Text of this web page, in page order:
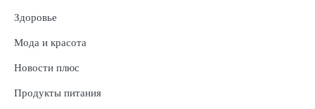
Здоровье
Мода и красота
Новости плюс
Продукты питания